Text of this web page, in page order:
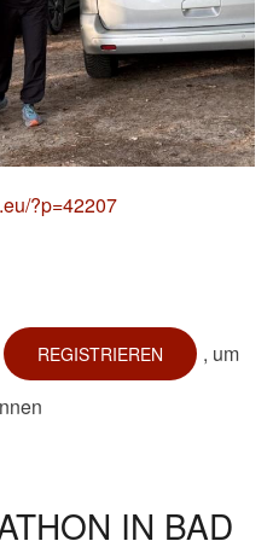
?p=42207
REGISTRIEREN
, um
IN BAD